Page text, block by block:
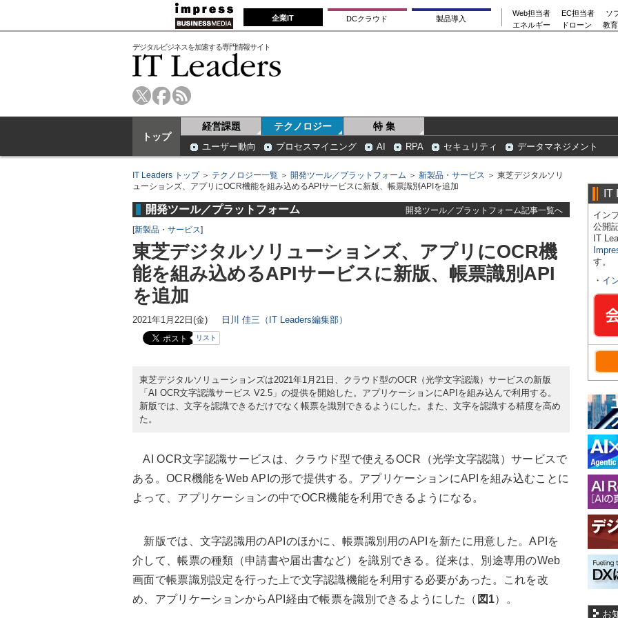
企業IT DCクラウド 製品導入
Web担当者 EC担当者
ソ
エネルギー
ドローン 教
デジタルビジネスを加速する専門情報サイト
トップ
経営課題 テクノロジー 特 集
ユーザー動向 プロセスマイニング AI RPA セキュリティ データマネジメント
IT Leaders トップ＞ テクノロジー一覧 ＞ 開発ツール／プラットフォーム ＞ 新製品・サービス ＞ 東芝デジタルソリ
ューションズ、アプリにOCR機能を組み込めるAPIサービスに新版、帳票識別APIを追加
開発ツール／プラットフォーム
開発ツール／プラットフォーム記事一覧へ
[新製品・サービス]
東芝デジタルソリューションズ、アプリにOCR機
能を組み込めるAPIサービスに新版、帳票識別API
を追加
2021年1月22日(金) 日川 佳三（IT Leaders編集部）
リスト
東芝デジタルソリューションズは2021年1月21日、クラウド型のOCR（光学文字認識）サービスの新版
「AI OCR文字認識サービス V2.5」の提供を開始した。アプリケーションにAPIを組み込んで利用する。
新版では、文字を認識できるだけでなく帳票を識別できるようにした。また、文字を認識する精度を高め
た。
AI OCR文字認識サービスは、クラウド型で使えるOCR（光学文字認識）サービスで
ある。OCR機能をWeb APIの形で提供する。アプリケーションにAPIを組み込むことに
よって、アプリケーションの中でOCR機能を利用できるようになる。
新版では、文字認識用のAPIのほかに、帳票識別用のAPIを新たに用意した。APIを
介して、帳票の種類（申請書や届出書など）を識別できる。従来は、別途専用のWeb
画面で帳票識別設定を行った上で文字認識機能を利用する必要があった。これを改
め、アプリケーションからAPI経由で帳票を識別できるようにした（ 図1）。
IT
イン
公開
IT
す。
・ イ
お